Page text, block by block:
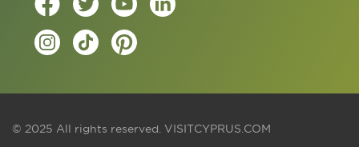
© 2025 All rights reserved. VISITCYPRUS.COM